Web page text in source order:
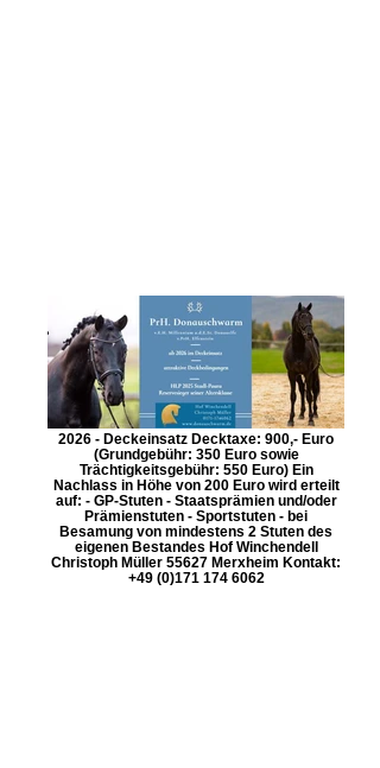
2026 - Deckeinsatz Decktaxe: 900,- Euro
(Grundgebühr: 350 Euro sowie
Trächtigkeitsgebühr: 550 Euro) Ein
Nachlass in Höhe von 200 Euro wird erteilt
auf: - GP-Stuten - Staatsprämien und/oder
Prämienstuten - Sportstuten - bei
Besamung von mindestens 2 Stuten des
eigenen Bestandes Hof Winchendell
Christoph Müller 55627 Merxheim Kontakt:
+49 (0)171 174 6062